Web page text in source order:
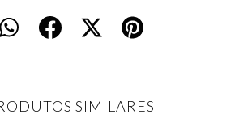
SIMILARES